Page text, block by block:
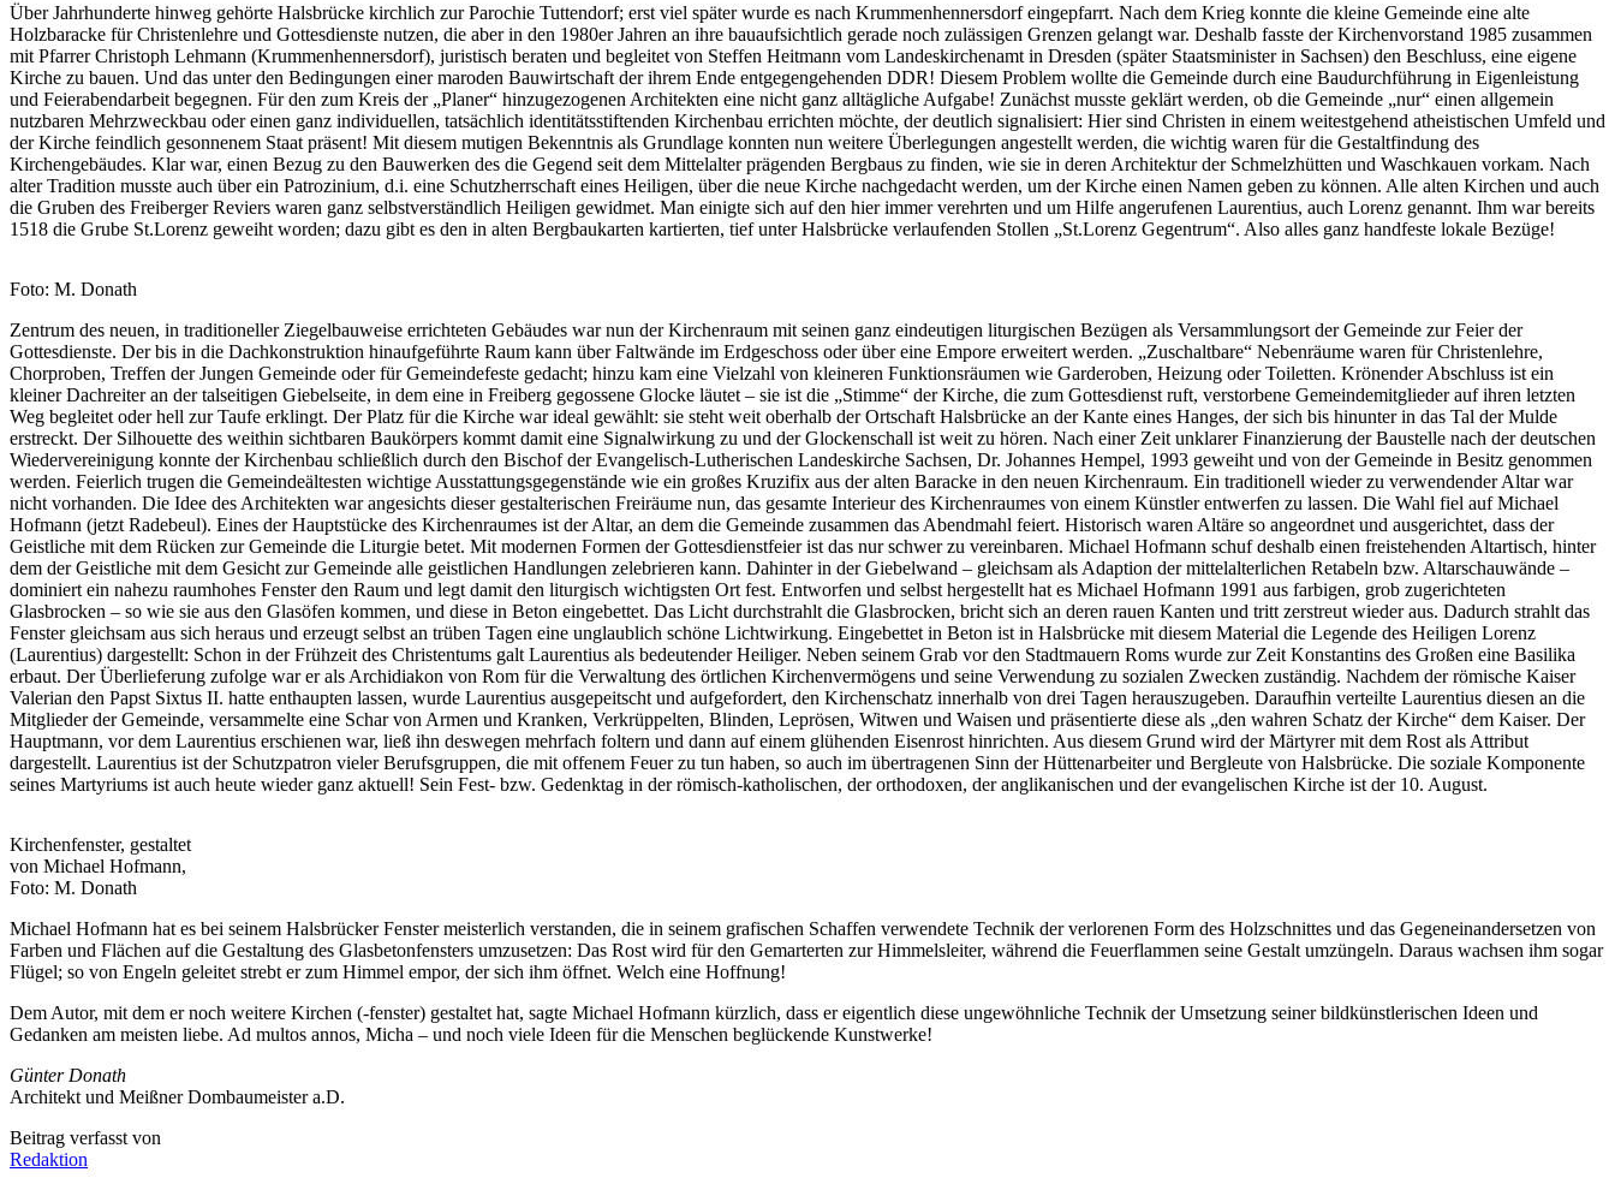
Über Jahrhunderte hinweg gehörte Halsbrücke kirchlich zur Parochie Tuttendorf; erst viel später wurde es nach Krummenhennersdorf eingepfarrt. Nach dem Krieg konnte die kleine Gemeinde eine alte
Holzbaracke für Christenlehre und Gottesdienste nutzen, die aber in den 1980er Jahren an ihre bauaufsichtlich gerade noch zulässigen Grenzen gelangt war. Deshalb fasste der Kirchenvorstand 1985 zusammen
mit Pfarrer Christoph Lehmann (Krummenhennersdorf), juristisch beraten und begleitet von Steffen Heitmann vom Landeskirchenamt in Dresden (später Staatsminister in Sachsen) den Beschluss, eine eigene
Kirche zu bauen. Und das unter den Bedingungen einer maroden Bauwirtschaft der ihrem Ende entgegengehenden DDR! Diesem Problem wollte die Gemeinde durch eine Baudurchführung in Eigenleistung
und Feierabendarbeit begegnen. Für den zum Kreis der „Planer“ hinzugezogenen Architekten eine nicht ganz alltägliche Aufgabe! Zunächst musste geklärt werden, ob die Gemeinde „nur“ einen allgemein
nutzbaren Mehrzweckbau oder einen ganz individuellen, tatsächlich identitätsstiftenden Kirchenbau errichten möchte, der deutlich signalisiert: Hier sind Christen in einem weitestgehend atheistischen Umfeld und
der Kirche feindlich gesonnenem Staat präsent! Mit diesem mutigen Bekenntnis als Grundlage konnten nun weitere Überlegungen angestellt werden, die wichtig waren für die Gestaltfindung des
Kirchengebäudes. Klar war, einen Bezug zu den Bauwerken des die Gegend seit dem Mittelalter prägenden Bergbaus zu finden, wie sie in deren Architektur der Schmelzhütten und Waschkauen vorkam. Nach
alter Tradition musste auch über ein Patrozinium, d.i. eine Schutzherrschaft eines Heiligen, über die neue Kirche nachgedacht werden, um der Kirche einen Namen geben zu können. Alle alten Kirchen und auch
die Gruben des Freiberger Reviers waren ganz selbstverständlich Heiligen gewidmet. Man einigte sich auf den hier immer verehrten und um Hilfe angerufenen Laurentius, auch Lorenz genannt. Ihm war bereits
1518 die Grube St.Lorenz geweiht worden; dazu gibt es den in alten Bergbaukarten kartierten, tief unter Halsbrücke verlaufenden Stollen „St.Lorenz Gegentrum“. Also alles ganz handfeste lokale Bezüge!
Foto: M. Donath
Zentrum des neuen, in traditioneller Ziegelbauweise errichteten Gebäudes war nun der Kirchenraum mit seinen ganz eindeutigen liturgischen Bezügen als Versammlungsort der Gemeinde zur Feier der
Gottesdienste. Der bis in die Dachkonstruktion hinaufgeführte Raum kann über Faltwände im Erdgeschoss oder über eine Empore erweitert werden. „Zuschaltbare“ Nebenräume waren für Christenlehre,
Chorproben, Treffen der Jungen Gemeinde oder für Gemeindefeste gedacht; hinzu kam eine Vielzahl von kleineren Funktionsräumen wie Garderoben, Heizung oder Toiletten. Krönender Abschluss ist ein
kleiner Dachreiter an der talseitigen Giebelseite, in dem eine in Freiberg gegossene Glocke läutet – sie ist die „Stimme“ der Kirche, die zum Gottesdienst ruft, verstorbene Gemeindemitglieder auf ihren letzten
Weg begleitet oder hell zur Taufe erklingt. Der Platz für die Kirche war ideal gewählt: sie steht weit oberhalb der Ortschaft Halsbrücke an der Kante eines Hanges, der sich bis hinunter in das Tal der Mulde
erstreckt. Der Silhouette des weithin sichtbaren Baukörpers kommt damit eine Signalwirkung zu und der Glockenschall ist weit zu hören. Nach einer Zeit unklarer Finanzierung der Baustelle nach der deutschen
Wiedervereinigung konnte der Kirchenbau schließlich durch den Bischof der Evangelisch-Lutherischen Landeskirche Sachsen, Dr. Johannes Hempel, 1993 geweiht und von der Gemeinde in Besitz genommen
werden. Feierlich trugen die Gemeindeältesten wichtige Ausstattungsgegenstände wie ein großes Kruzifix aus der alten Baracke in den neuen Kirchenraum. Ein traditionell wieder zu verwendender Altar war
nicht vorhanden. Die Idee des Architekten war angesichts dieser gestalterischen Freiräume nun, das gesamte Interieur des Kirchenraumes von einem Künstler entwerfen zu lassen. Die Wahl fiel auf Michael
Hofmann (jetzt Radebeul). Eines der Hauptstücke des Kirchenraumes ist der Altar, an dem die Gemeinde zusammen das Abendmahl feiert. Historisch waren Altäre so angeordnet und ausgerichtet, dass der
Geistliche mit dem Rücken zur Gemeinde die Liturgie betet. Mit modernen Formen der Gottesdienstfeier ist das nur schwer zu vereinbaren. Michael Hofmann schuf deshalb einen freistehenden Altartisch, hinter
dem der Geistliche mit dem Gesicht zur Gemeinde alle geistlichen Handlungen zelebrieren kann. Dahinter in der Giebelwand – gleichsam als Adaption der mittelalterlichen Retabeln bzw. Altarschauwände –
dominiert ein nahezu raumhohes Fenster den Raum und legt damit den liturgisch wichtigsten Ort fest. Entworfen und selbst hergestellt hat es Michael Hofmann 1991 aus farbigen, grob zugerichteten
Glasbrocken – so wie sie aus den Glasöfen kommen, und diese in Beton eingebettet. Das Licht durchstrahlt die Glasbrocken, bricht sich an deren rauen Kanten und tritt zerstreut wieder aus. Dadurch strahlt das
Fenster gleichsam aus sich heraus und erzeugt selbst an trüben Tagen eine unglaublich schöne Lichtwirkung. Eingebettet in Beton ist in Halsbrücke mit diesem Material die Legende des Heiligen Lorenz
(Laurentius) dargestellt: Schon in der Frühzeit des Christentums galt Laurentius als bedeutender Heiliger. Neben seinem Grab vor den Stadtmauern Roms wurde zur Zeit Konstantins des Großen eine Basilika
erbaut. Der Überlieferung zufolge war er als Archidiakon von Rom für die Verwaltung des örtlichen Kirchenvermögens und seine Verwendung zu sozialen Zwecken zuständig. Nachdem der römische Kaiser
Valerian den Papst Sixtus II. hatte enthaupten lassen, wurde Laurentius ausgepeitscht und aufgefordert, den Kirchenschatz innerhalb von drei Tagen herauszugeben. Daraufhin verteilte Laurentius diesen an die
Mitglieder der Gemeinde, versammelte eine Schar von Armen und Kranken, Verkrüppelten, Blinden, Leprösen, Witwen und Waisen und präsentierte diese als „den wahren Schatz der Kirche“ dem Kaiser. Der
Hauptmann, vor dem Laurentius erschienen war, ließ ihn deswegen mehrfach foltern und dann auf einem glühenden Eisenrost hinrichten. Aus diesem Grund wird der Märtyrer mit dem Rost als Attribut
dargestellt. Laurentius ist der Schutzpatron vieler Berufsgruppen, die mit offenem Feuer zu tun haben, so auch im übertragenen Sinn der Hüttenarbeiter und Bergleute von Halsbrücke. Die soziale Komponente
seines Martyriums ist auch heute wieder ganz aktuell! Sein Fest- bzw. Gedenktag in der römisch-katholischen, der orthodoxen, der anglikanischen und der evangelischen Kirche ist der 10. August.
Kirchenfenster, gestaltet
von Michael Hofmann,
Foto: M. Donath
Michael Hofmann hat es bei seinem Halsbrücker Fenster meisterlich verstanden, die in seinem grafischen Schaffen verwendete Technik der verlorenen Form des Holzschnittes und das Gegeneinandersetzen von
Farben und Flächen auf die Gestaltung des Glasbetonfensters umzusetzen: Das Rost wird für den Gemarterten zur Himmelsleiter, während die Feuerflammen seine Gestalt umzüngeln. Daraus wachsen ihm sogar
Flügel; so von Engeln geleitet strebt er zum Himmel empor, der sich ihm öffnet. Welch eine Hoffnung!
Dem Autor, mit dem er noch weitere Kirchen (-fenster) gestaltet hat, sagte Michael Hofmann kürzlich, dass er eigentlich diese ungewöhnliche Technik der Umsetzung seiner bildkünstlerischen Ideen und
Gedanken am meisten liebe. Ad multos annos, Micha – und noch viele Ideen für die Menschen beglückende Kunstwerke!
Günter Donath
Architekt und Meißner Dombaumeister a.D.
Beitrag verfasst von
Redaktion